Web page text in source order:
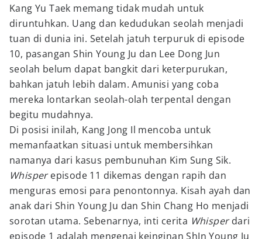
Kang Yu Taek memang tidak mudah untuk
diruntuhkan. Uang dan kedudukan seolah menjadi
tuan di dunia ini. Setelah jatuh terpuruk di episode
10, pasangan Shin Young Ju dan Lee Dong Jun
seolah belum dapat bangkit dari keterpurukan,
bahkan jatuh lebih dalam. Amunisi yang coba
mereka lontarkan seolah-olah terpental dengan
begitu mudahnya.
Di posisi inilah, Kang Jong Il mencoba untuk
memanfaatkan situasi untuk membersihkan
namanya dari kasus pembunuhan Kim Sung Sik.
Whisperepisode 11 dikemas dengan rapih dan
menguras emosi para penontonnya. Kisah ayah dan
anak dari Shin Young Ju dan Shin Chang Ho menjadi
sorotan utama. Sebenarnya, inti cerita Whisperdari
episode 1 adalah mengenai keinginan ShIn Young Ju